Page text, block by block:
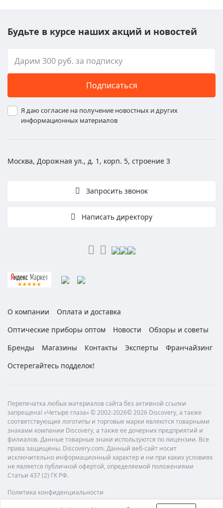
Будьте в курсе наших акций и новостей
Подписаться
Я даю согласие на получение новостных и других
информационных материалов
Москва, Дорожная ул., д. 1, корп. 5, строение 3
Запросить звонок
Написать директору
О компании
Оплата и доставка
Оптические приборы оптом
Новости
Обзоры и советы
Бренды
Магазины Контакты Эксперты
Франчайзинг
Остерегайтесь подделок!
Перепечатка любых материалов сайта без активной ссылки
запрещена! «Четыре глаза» © 2002-2026© 2026 Discovery, а также
соответствующие логотипы и торговые марки являются товарными
знаками компании Discovery, а также ее дочерних предприятий и
филиалов. Данные товарные знаки используются по лицензии. Все
права защищены. Discovery.com. Данный веб-сайт носит
исключительно информационный характер и ни при каких условиях
не является публичной офертой, определяемой положениями
Статьи 437 (2) ГК РФ.
Политика конфиденциальности